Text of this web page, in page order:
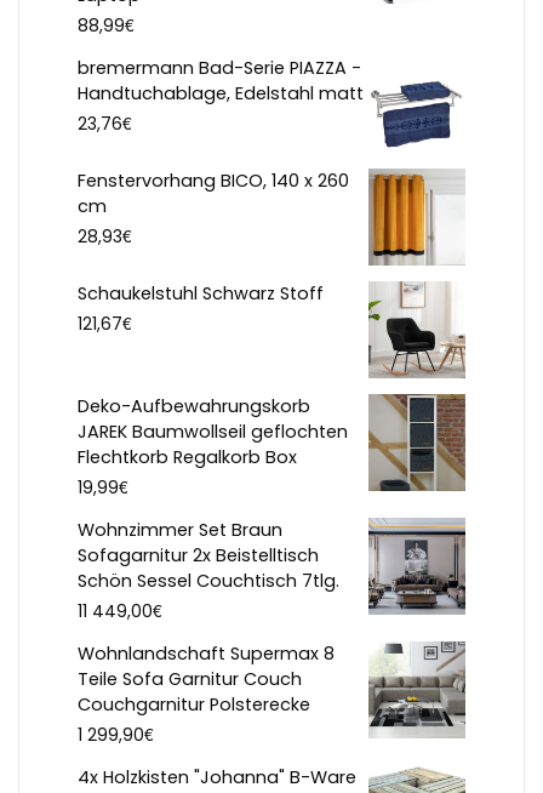
88,99€
bremermann Bad-Serie PIAZZA -
Handtuchablage, Edelstahl matt
23,76€
Fenstervorhang BICO, 140 x 260
cm
28,93€
Schaukelstuhl Schwarz Stoff
121,67€
Deko-Aufbewahrungskorb
JAREK Baumwollseil geflochten
Flechtkorb Regalkorb Box
19,99€
Wohnzimmer Set Braun
Sofagarnitur 2x Beistelltisch
Schön Sessel Couchtisch 7tlg.
11 449,00€
Wohnlandschaft Supermax 8
Teile Sofa Garnitur Couch
Couchgarnitur Polsterecke
1 299,90€
4x Holzkisten "Johanna" B-Ware